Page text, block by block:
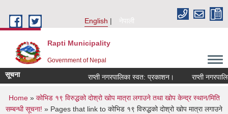
English
नेपाली
Rapti Municipality
Government of Nepal
सूचना राप्ती नगरपालिका स्वत: प्रकाशन। राप्ती
You are here
Home» कोभिड १९ विरुद्धको दोश्रो खोप मात्रा लगाउने तथा खोप केन्द्र स्थान/मिति
सम्बन्धी सूचना! » Pages that link to कोभिड १९ विरुद्धको दोश्रो खोप मात्रा लगाउने